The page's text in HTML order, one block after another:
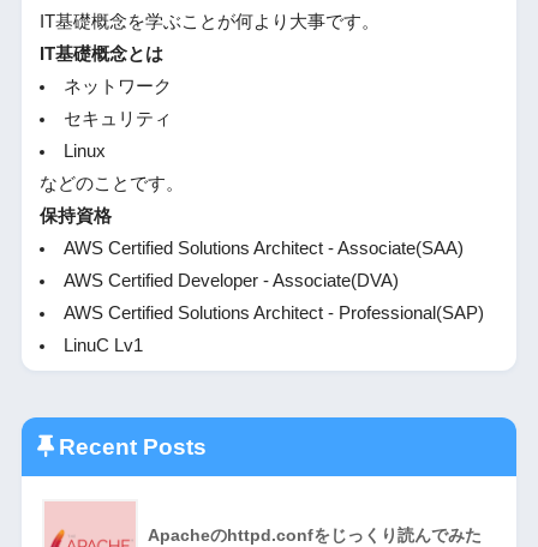
IT基礎概念を学ぶことが何より大事です。
IT基礎概念とは
ネットワーク
セキュリティ
Linux
などのことです。
保持資格
AWS Certified Solutions Architect - Associate(SAA)
AWS Certified Developer - Associate(DVA)
AWS Certified Solutions Architect - Professional(SAP)
LinuC Lv1
Recent Posts
Apacheのhttpd.confをじっくり読んでみた